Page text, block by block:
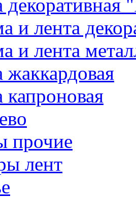
декоративная
и лента
и лента
жаккардовая
капроновая
прочие
лент